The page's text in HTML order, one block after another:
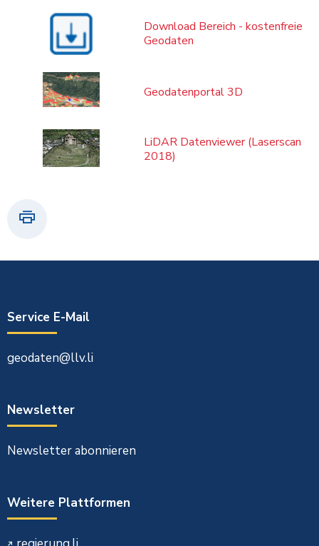
Download Bereich - kostenfreie
Geodaten
Geodatenportal 3D
LiDAR Datenviewer (Laserscan
2018)
DRUCKEN
Service E-Mail
geodaten@llv.li
Newsletter
Newsletter abonnieren
Weitere Plattformen